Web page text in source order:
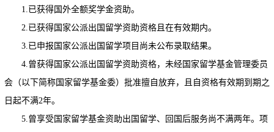
1.已获得国外全额奖学金资助。
2.已获得国家公派出国留学资助资格且在有效期内。
3.已申报国家公派出国留学项目尚未公布录取结果。
4.曾获得国家公派出国留学资助资格，未经国家留学基金管理委员
会（以下简称国家留学基金委）批准擅自放弃，且自资格有效期到期之
日起不满2年。
5.曾享受国家留学基金资助出国留学、回国后服务尚不满两年。项